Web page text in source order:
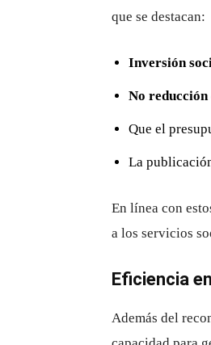
que se destacan:
Inversión
No
Que el
La
En línea con
a los servicios
Eficiencia
Además del